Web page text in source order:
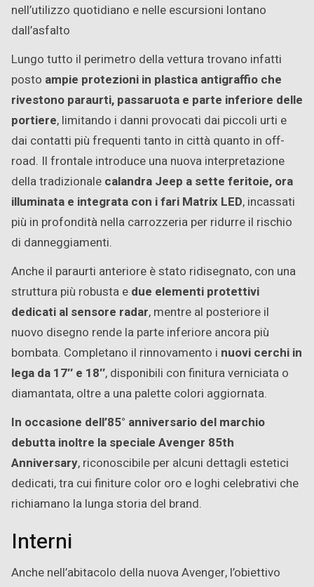
nell’utilizzo quotidiano e nelle escursioni lontano
dall’asfalto
Lungo tutto il perimetro della vettura trovano infatti
posto ampie protezioni in plastica antigraffio che
rivestono paraurti, passaruota e parte inferiore delle
portiere, limitando i danni provocati dai piccoli urti e
dai contatti più frequenti tanto in città quanto in off-
road. Il frontale introduce una nuova interpretazione
della tradizionale calandra Jeep a sette feritoie, ora
illuminata e integrata con i fari Matrix LED, incassati
più in profondità nella carrozzeria per ridurre il rischio
di danneggiamenti.
Anche il paraurti anteriore è stato ridisegnato, con una
struttura più robusta e due elementi protettivi
dedicati al sensore radar, mentre al posteriore il
nuovo disegno rende la parte inferiore ancora più
bombata. Completano il rinnovamento i nuovi cerchi in
lega da 17″ e 18″, disponibili con finitura verniciata o
diamantata, oltre a una palette colori aggiornata.
In occasione dell’85° anniversario del marchio
debutta inoltre la speciale Avenger 85th
Anniversary, riconoscibile per alcuni dettagli estetici
dedicati, tra cui finiture color oro e loghi celebrativi che
richiamano la lunga storia del brand.
Interni
Anche nell’abitacolo della nuova Avenger, l’obiettivo